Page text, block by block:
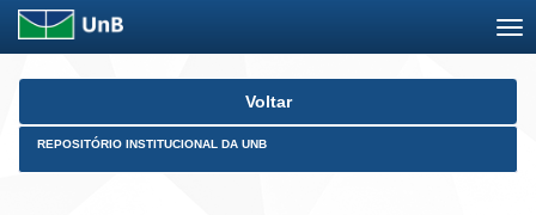
Skip
Voltar
REPOSITÓRIO INSTITUCIONAL DA UNB